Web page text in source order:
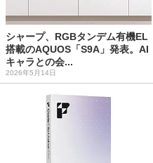
シャープ、RGBタンデム有機EL
搭載のAQUOS「S9A」発表。AI
キャラとの会...
2026年5月14日